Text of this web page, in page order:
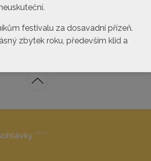
kemp@pasohlavky.cz
*****
festivalu za dosavadní přízeň.
zbytek roku, především klid a